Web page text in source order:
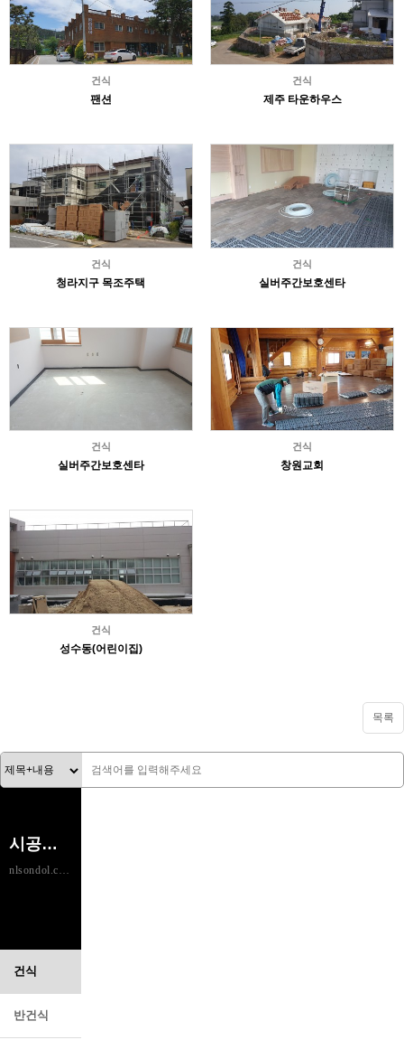
건식
팬션
건식
제주 타운하우스
건식
청라지구 목조주택
건식
실버주간보호센타
건식
실버주간보호센타
건식
창원교회
건식
성수동(어린이집)
목록
시공사례
건식
반건식